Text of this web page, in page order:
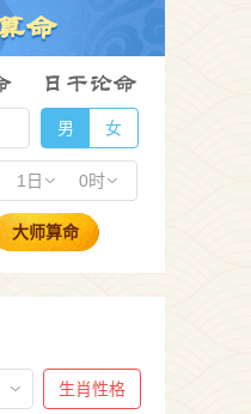
男 女
1日 0时
大师算命
生肖性格